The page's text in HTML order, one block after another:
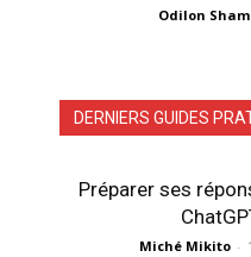
Odilon
DERNIERS GUIDES
Préparer ses
Miché Mikito -